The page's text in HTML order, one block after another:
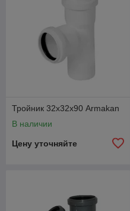
Тройник 32х32х90 Armakan
В наличии
Цену уточняйте